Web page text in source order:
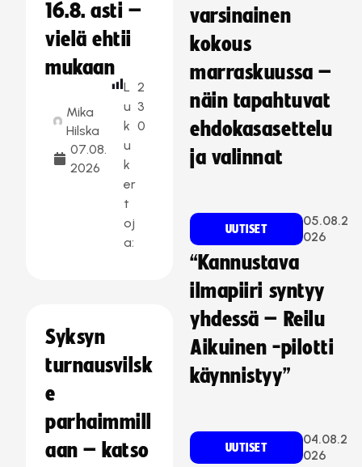
16.8. asti –
vielä ehtii
mukaan
Mika
Hilska
07.08.
2026
L
u
k
u
k
er
t
oj
a:
2
3
0
Syksyn
turnausvilsk
e
parhaimmill
aan – katso
varsinainen
kokous
marraskuussa –
näin tapahtuvat
ehdokasasettelu
ja valinnat
UUTISET
05.08.2
026
“Kannustava
ilmapiiri syntyy
yhdessä – Reilu
Aikuinen -pilotti
käynnistyy”
UUTISET
04.08.2
026